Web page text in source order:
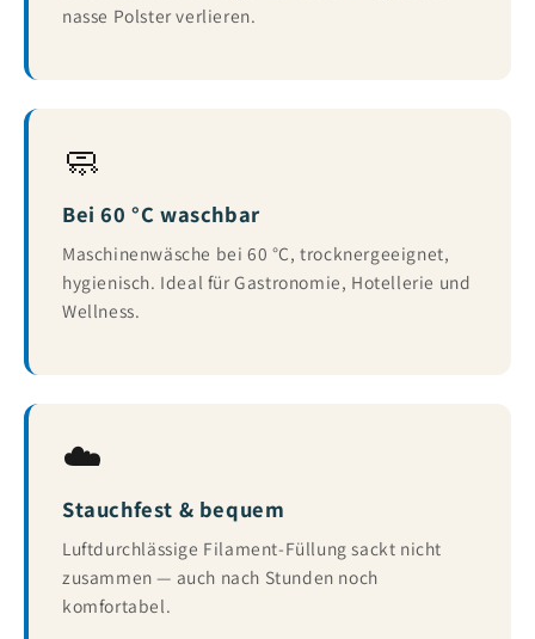
nasse Polster verlieren.
🧼
Bei 60 °C waschbar
Maschinenwäsche bei 60 °C, trocknergeeignet,
hygienisch. Ideal für Gastronomie, Hotellerie und
Wellness.
☁️
Stauchfest & bequem
Luftdurchlässige Filament-Füllung sackt nicht
zusammen — auch nach Stunden noch
komfortabel.